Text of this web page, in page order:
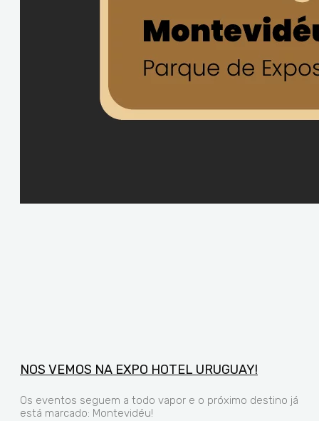
NOS VEMOS NA EXPO HOTEL URUGUAY!
Os eventos seguem a todo vapor e o próximo destino já
está marcado: Montevidéu!